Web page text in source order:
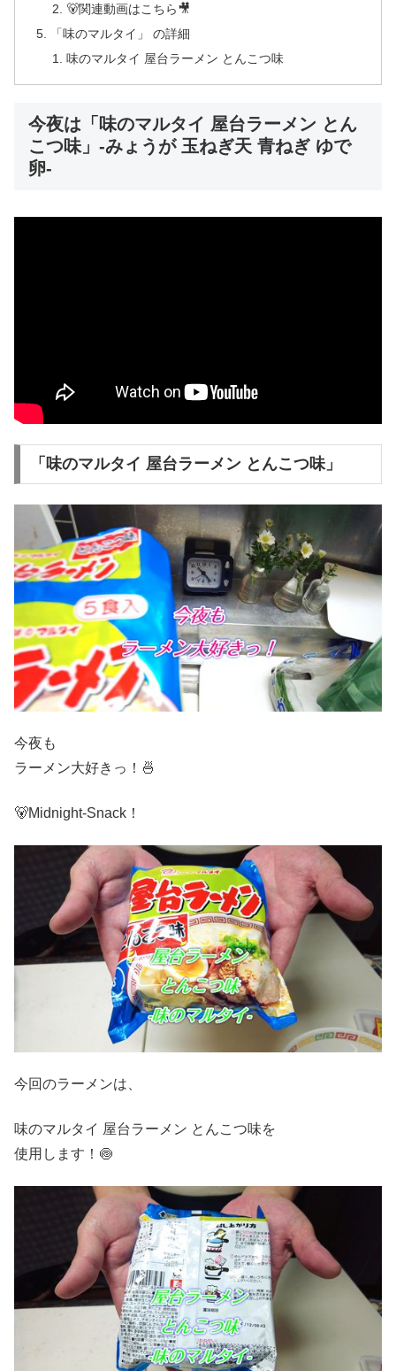
🐻関連動画はこちら🎥
「味のマルタイ」 の詳細
味のマルタイ 屋台ラーメン とんこつ味
今夜は「味のマルタイ 屋台ラーメン とん
こつ味」-みょうが 玉ねぎ天 青ねぎ ゆで
卵-
「味のマルタイ 屋台ラーメン とんこつ味」
今夜も
ラーメン大好きっ！🍜
🐻Midnight-Snack！
今回のラーメンは、
味のマルタイ 屋台ラーメン とんこつ味を
使用します！🍥